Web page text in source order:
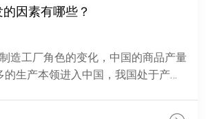
因素有哪些？
造工厂角色的变化，中国的商品产量
生产本领进入中国，我国处于产业